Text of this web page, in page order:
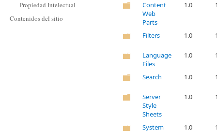
Propiedad Intelectual
Contenidos del sitio
Content
Web
Parts
1.0
Filters 1.0
Language
Files
1.0
Search 1.0
Server
Style
Sheets
1.0
System 1.0